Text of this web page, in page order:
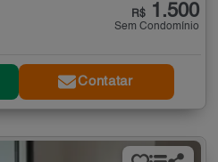
R$ 1.500
Sem Condomínio
Contatar